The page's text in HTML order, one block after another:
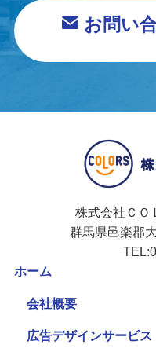
お問い
株式会社ＣＯ
群馬県邑楽郡
ホーム
会社概要
広告デザインサービス